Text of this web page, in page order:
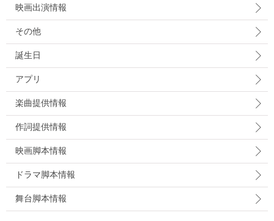
映画出演情報
その他
誕生日
アプリ
楽曲提供情報
作詞提供情報
映画脚本情報
ドラマ脚本情報
舞台脚本情報